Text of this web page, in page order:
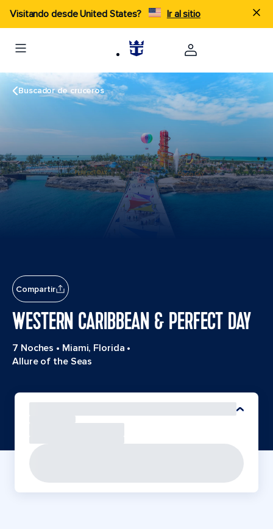
Visitando desde United States? Ir al sitio
Buscador de cruceros
Compartir
WESTERN CARIBBEAN & PERFECT DAY
7 Noches • Miami, Florida •
Allure of the Seas